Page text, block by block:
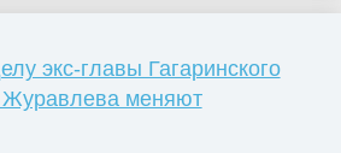
экс-главы Гагаринского
меняют